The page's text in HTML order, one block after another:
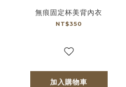
無痕固定杯美背內衣
NT$350
加入購物車